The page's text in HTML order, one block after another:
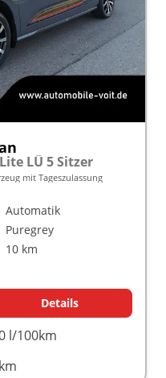
LÜ 5 Sitzer
mit Tageszulassung
Automatik
Puregrey
10 km
Details
l/100km